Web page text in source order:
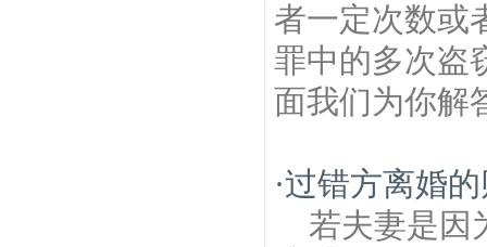
者一定次数或
罪中的多次盗
面我们为你解
·过错方离婚
若夫妻是因